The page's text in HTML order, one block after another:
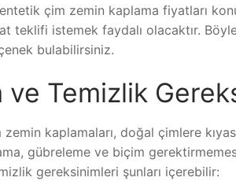
çim zemin kaplama fiyatları
teklifi istemek faydalı olacaktır.
bulabilirsiniz.
ve Temizlik
kaplamaları, doğal çimlere
gübreleme ve biçim
gereksinimleri şunları içerebilir: